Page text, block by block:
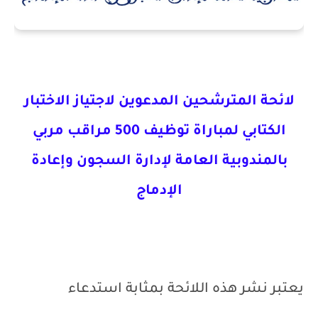
لائحة المترشحين المدعوين لاجتياز الاختبار
الكتابي لمباراة توظيف 500 مراقب مربي
بالمندوبية العامة لإدارة السجون وإعادة
الإدماج
يعتبر نشر هذه اللائحة بمثابة استدعاء